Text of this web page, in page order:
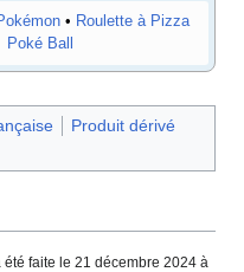
• Roulette à Pizza
Poké Ball
Produit dérivé
faite le 21 décembre 2024 à